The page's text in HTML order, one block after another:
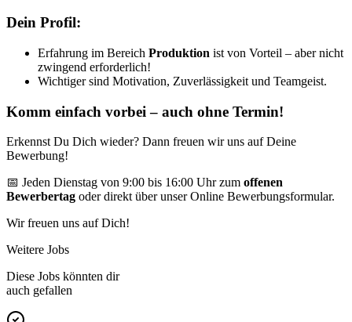
Dein Profil:
Erfahrung im Bereich Produktion ist von Vorteil – aber nicht
zwingend erforderlich!
Wichtiger sind Motivation, Zuverlässigkeit und Teamgeist.
Komm einfach vorbei – auch ohne Termin!
Erkennst Du Dich wieder? Dann freuen wir uns auf Deine
Bewerbung!
📅 Jeden Dienstag von 9:00 bis 16:00 Uhr zum offenen
Bewerbertag oder direkt über unser Online Bewerbungsformular.
Wir freuen uns auf Dich!
Weitere Jobs
Diese Jobs könnten dir
auch gefallen